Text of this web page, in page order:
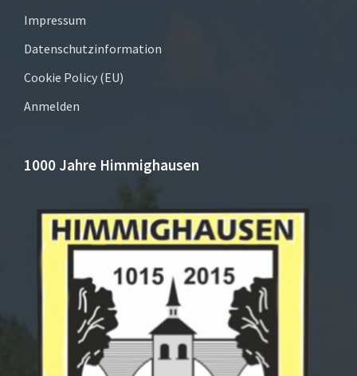
Impressum
Datenschutzinformation
Cookie Policy (EU)
Anmelden
1000 Jahre Himmighausen